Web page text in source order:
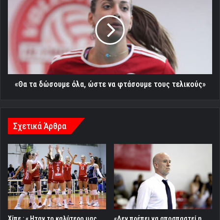
δώσουμε
ώστε
φτάσουμε
τους
τελικούς»
«Θα τα δώσουμε όλα, ώστε να φτάσουμε τους τελικούς»
Σχετικά Άρθρα